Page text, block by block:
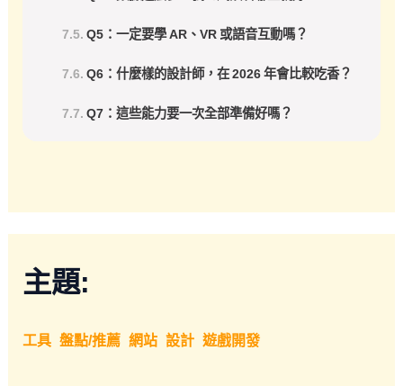
Q5：一定要學 AR、VR 或語音互動嗎？
Q6：什麼樣的設計師，在 2026 年會比較吃香？
Q7：這些能力要一次全部準備好嗎？
主題:
工具 盤點/推薦 網站 設計 遊戲開發